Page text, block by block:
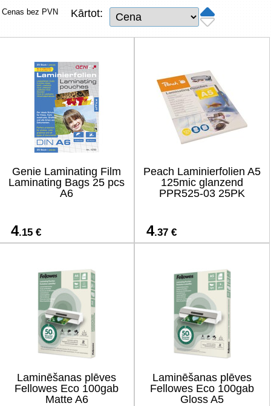
TV, Foto un elektronika
Autopreces
Renewd tehnika, Outlet
Cenas bez PVN Kārtot:
Genie Laminating Film
Laminating Bags 25 pcs
A6
4.15 €
Peach Laminierfolien A5
125mic glanzend
PPR525-03 25PK
4.37 €
Laminēšanas plēves
Fellowes Eco 100gab
Matte A6
Laminēšanas plēves
Fellowes Eco 100gab
Gloss A5